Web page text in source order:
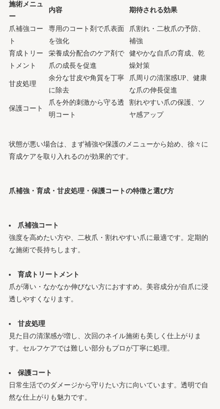
施術メニュ
ー
内容 期待される効果
爪補強コー
ト
専用のコート剤で爪表面
を強化
爪割れ・二枚爪の予防、
補強
育成トリー
トメント
栄養成分配合のケア剤で
爪の成長を促進
健やかな自爪の育成、乾
燥対策
甘皮処理
余分な甘皮や角質を丁寧
に除去
爪周りの清潔感UP、健康
な爪の伸長促進
保護コート
爪を外的刺激から守る透
明コート
割れやすい爪の保護、ツ
ヤ感アップ
状態が悪い場合は、まず補強や保護のメニューから始め、徐々に
育成ケアを取り入れるのが効果的です。
爪補強・育成・甘皮処理・保護コートの特徴と選び方
爪補強コート
強度を高めたい方や、二枚爪・割れやすい爪に最適です。定期的
な施術で長持ちします。
育成トリートメント
爪が薄い・なかなか伸びない方におすすめ。美容成分が自爪に浸
透しやすくなります。
甘皮処理
見た目の清潔感が増し、次回のネイル施術も美しく仕上がりま
す。セルフケアでは難しい部分もプロが丁寧に処理。
保護コート
日常生活でのダメージから守りたい方に向いています。透明で自
然な仕上がりも魅力です。